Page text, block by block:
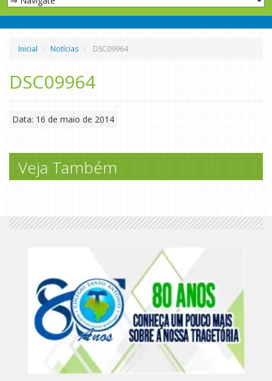
Inicial Notícias DSC09964
DSC09964
Data: 16 de maio de 2014
Veja Também